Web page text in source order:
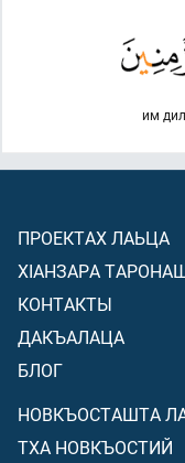
им
ПРОЕКТАХ ЛАЬЦА
ХIАНЗАРА
КОНТАКТЫ
ДАКЪАЛАЦА
БЛОГ
НОВКЪОСТАШТА
ТХА НОВКЪОСТИЙ